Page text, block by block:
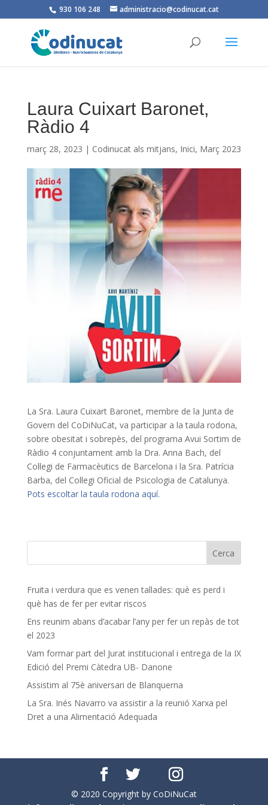
930 106 248 administracio@codinucat.cat
Laura Cuixart Baronet,
Ràdio 4
març 28, 2023 | Codinucat als mitjans, Inici, Març 2023
La Sra. Laura Cuixart Baronet, membre de la Junta de
Govern del CoDiNuCat, va participar a la taula rodona,
sobre obesitat i sobrepès, del programa Avui Sortim de
Ràdio 4 conjuntament amb la Dra. Anna Bach, del
Col·legi de Farmacèutics de Barcelona i la Sra. Patrícia
Barba, del Col·legi Oficial de Psicologia de Catalunya.
Pots escoltar la taula rodona aquí.
Fruita i verdura que es venen tallades: què es perd i
què has de fer per evitar riscos
Ens reunim abans d’acabar l’any per fer un repàs de tot
el 2023
Vam formar part del Jurat institucional i entrega de la IX
Edició del Premi Càtedra UB- Danone
Assistim al 75è aniversari de Blanquerna
La Sra. Inés Navarro va assistir a la reunió Xarxa pel
Dret a una Alimentació Adequada
© 2020 Copyright by CoDiNuCat